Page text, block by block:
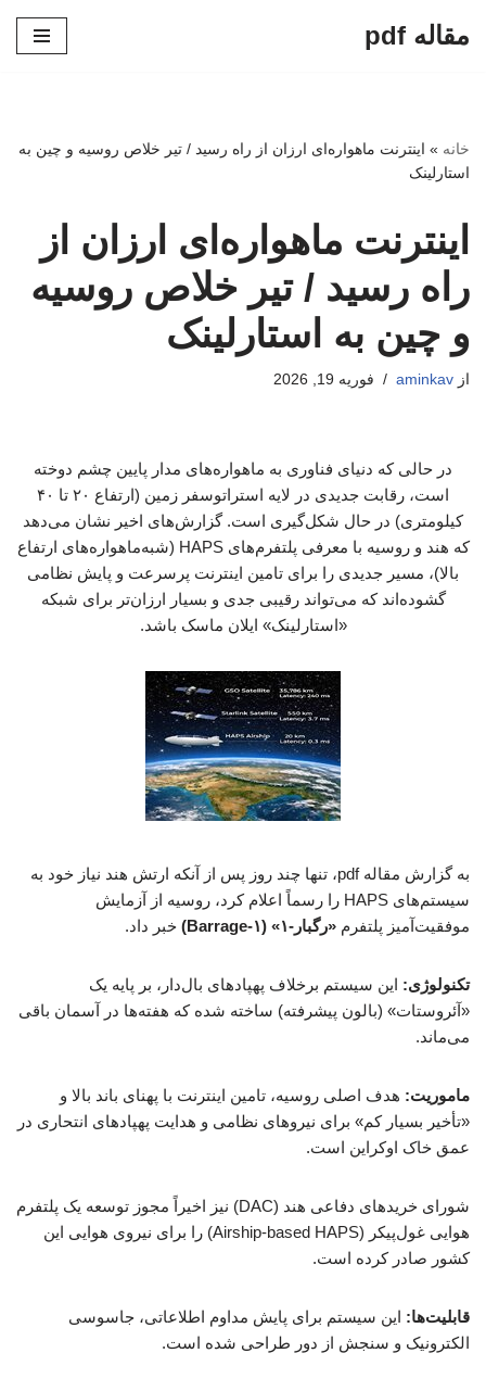
مقاله pdf
خانه » اینترنت ماهواره‌ای ارزان از راه رسید / تیر خلاص روسیه و چین به
استارلینک
اینترنت ماهواره‌ای ارزان از
راه رسید / تیر خلاص روسیه
و چین به استارلینک
از aminkav فوریه 19, 2026
در حالی که دنیای فناوری به ماهواره‌های مدار پایین چشم دوخته
است، رقابت جدیدی در لایه استراتوسفر زمین (ارتفاع ۲۰ تا ۴۰
کیلومتری) در حال شکل‌گیری است. گزارش‌های اخیر نشان می‌دهد
که هند و روسیه با معرفی پلتفرم‌های HAPS (شبه‌ماهواره‌های ارتفاع
بالا)، مسیر جدیدی را برای تامین اینترنت پرسرعت و پایش نظامی
گشوده‌اند که می‌تواند رقیبی جدی و بسیار ارزان‌تر برای شبکه
«استارلینک» ایلان ماسک باشد.
به گزارش مقاله pdf، تنها چند روز پس از آنکه ارتش هند نیاز خود به
سیستم‌های HAPS را رسماً اعلام کرد، روسیه از آزمایش
موفقیت‌آمیز پلتفرم «رگبار-۱» (Barrage-۱) خبر داد.
تکنولوژی: این سیستم برخلاف پهپادهای بال‌دار، بر پایه یک
«آئروستات» (بالون پیشرفته) ساخته شده که هفته‌ها در آسمان باقی
می‌ماند.
ماموریت: هدف اصلی روسیه، تامین اینترنت با پهنای باند بالا و
«تأخیر بسیار کم» برای نیروهای نظامی و هدایت پهپادهای انتحاری در
عمق خاک اوکراین است.
شورای خریدهای دفاعی هند (DAC) نیز اخیراً مجوز توسعه یک پلتفرم
هوایی غول‌پیکر (Airship-based HAPS) را برای نیروی هوایی این
کشور صادر کرده است.
قابلیت‌ها: این سیستم برای پایش مداوم اطلاعاتی، جاسوسی
الکترونیک و سنجش از دور طراحی شده است.